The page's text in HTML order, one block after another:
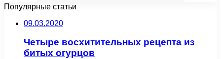
Популярные статьи
09.03.2020
Четыре восхитительных рецепта из
битых огурцов